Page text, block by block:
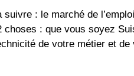
: le marché de
: que vous soyez
de votre métier et